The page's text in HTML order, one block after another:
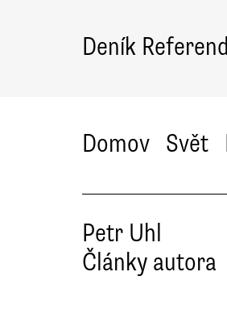
Deník
Domov Svět
Petr Uhl
Články autora